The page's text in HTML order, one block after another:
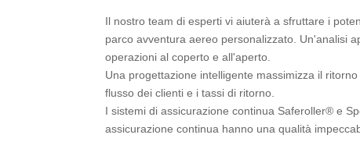
Il nostro team di esperti vi aiuterà a sfruttare i
parco avventura aereo personalizzato. Un'analisi
operazioni al coperto e all'aperto.
Una progettazione intelligente massimizza il
flusso dei clienti e i tassi di ritorno.
I sistemi di assicurazione continua Saferoller® e
assicurazione continua hanno una qualità